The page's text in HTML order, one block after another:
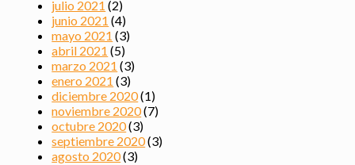
julio 2021 (2)
junio 2021 (4)
mayo 2021 (3)
abril 2021 (5)
marzo 2021 (3)
enero 2021 (3)
diciembre 2020(1)
noviembre 2020(7)
octubre 2020(3)
septiembre 2020(3)
agosto 2020(3)